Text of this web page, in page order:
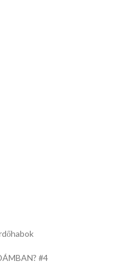
#4